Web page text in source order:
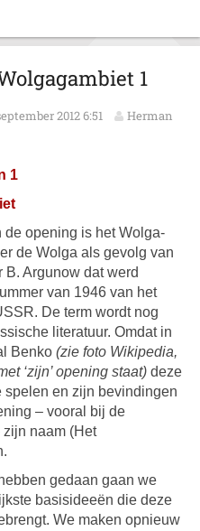
1
2012 6:51
Herman
1
opening is het Wolga-
de Wolga als gevolg van
Argunow dat werd
van 1946 van het
De term wordt nog
literatuur. Omdat in
Benko (zie foto Wikipedia,
‘zijn’ opening staat) deze
spelen en zijn bevindingen
– vooral bij de
naam (Het
gedaan gaan we
basisideeën die deze
We maken opnieuw